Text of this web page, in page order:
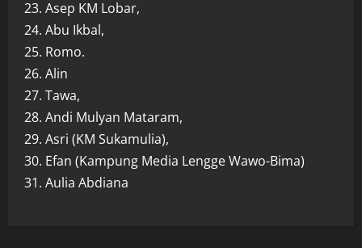
23. Asep KM Lobar,
24. Abu Ikbal,
25. Romo.
26. Alin
27. Tawa,
28. Andi Mulyan Mataram,
29. Asri (KM Sukamulia),
30. Efan (Kampung Media Lengge Wawo-Bima)
31. Aulia Abdiana